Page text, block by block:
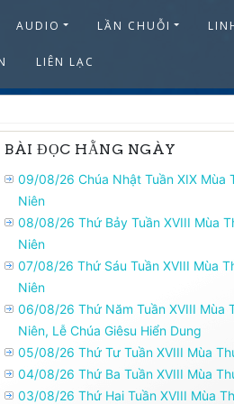
AUDIO LẦN CHUỖI
LIÊN LẠC
BÀI ĐỌC HẰNG NGÀY
09/08/26 Chúa Nhật Tuần XIX Mùa
Niên
08/08/26 Thứ Bảy Tuần XVIII Mùa
Niên
07/08/26 Thứ Sáu Tuần XVIII Mùa
Niên
06/08/26 Thứ Năm Tuần XVIII Mùa
Niên, Lễ Chúa Giêsu Hiển Dung
05/08/26 Thứ Tư Tuần XVIII Mùa
04/08/26 Thứ Ba Tuần XVIII Mùa
03/08/26 Thứ Hai Tuần XVIII Mùa